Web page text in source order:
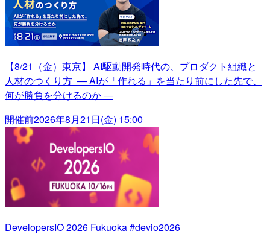
【8/21（金）東京】 AI駆動開発時代の、プロダクト組織と
人材のつくり方 ― AIが「作れる」を当たり前にした先で、
何が勝負を分けるのか ―
開催前2026年8月21日(金) 15:00
DevelopersIO 2026 Fukuoka #devio2026